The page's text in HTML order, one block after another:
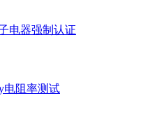
电器强制认证
电阻率测试